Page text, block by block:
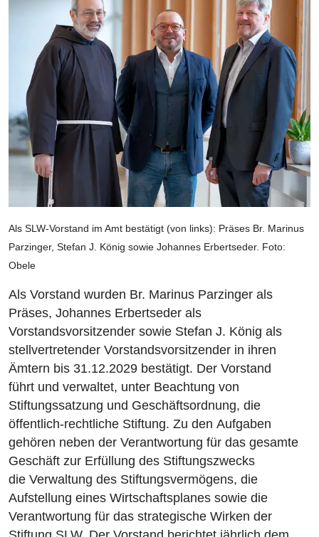
Als SLW-Vorstand im Amt bestätigt (von links): Präses Br. Marinus
Parzinger, Stefan J. König sowie Johannes Erbertseder. Foto:
Obele
Als Vorstand wurden Br. Marinus Parzinger als
Präses, Johannes Erbertseder als
Vorstandsvorsitzender sowie Stefan J. König als
stellvertretender Vorstandsvorsitzender in ihren
Ämtern bis 31.12.2029 bestätigt. Der Vorstand
führt und verwaltet, unter Beachtung von
Stiftungssatzung und Geschäftsordnung, die
öffentlich-rechtliche Stiftung. Zu den Aufgaben
gehören neben der Verantwortung für das gesamte
Geschäft zur Erfüllung des Stiftungszwecks
die Verwaltung des Stiftungsvermögens, die
Aufstellung eines Wirtschaftsplanes sowie die
Verantwortung für das strategische Wirken der